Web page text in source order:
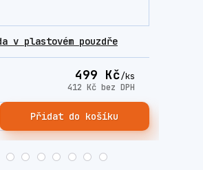
v plastovém pouzdře
499 Kč/ks
412 Kč bez DPH
Přidat do košíku